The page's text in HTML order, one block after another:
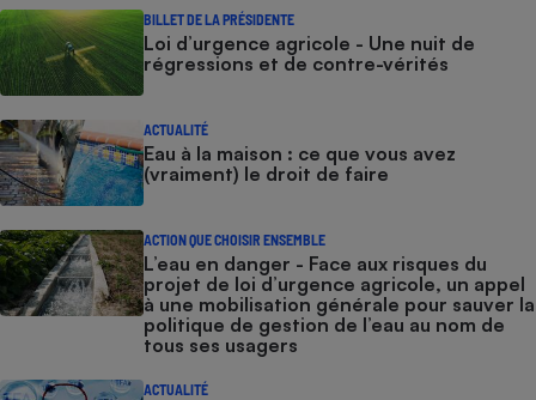
BILLET DE LA PRÉSIDENTE
Loi d’urgence agricole - Une nuit de
régressions et de contre-vérités
ACTUALITÉ
Eau à la maison : ce que vous avez
(vraiment) le droit de faire
ACTION QUE CHOISIR ENSEMBLE
L’eau en danger - Face aux risques du
projet de loi d’urgence agricole, un appel
à une mobilisation générale pour sauver la
politique de gestion de l’eau au nom de
tous ses usagers
ACTUALITÉ